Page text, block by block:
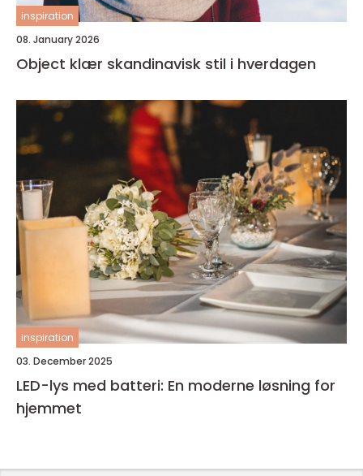
inspiration
08. January 2026
Object klær skandinavisk stil i hverdagen
inspiration
03. December 2025
LED-lys med batteri: En moderne løsning for
hjemmet